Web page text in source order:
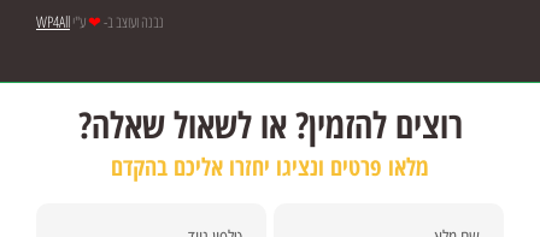
נבנה ועוצב ב-❤ע"יWP4All
רוצים להזמין? או לשאול שאלה?
מלאו פרטים ונציגו יחזרו אליכם בהקדם